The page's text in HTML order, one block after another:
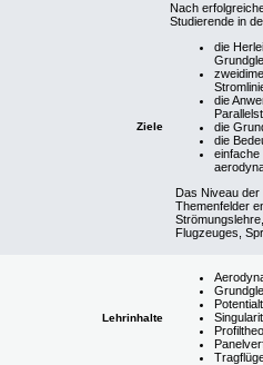
Ziele
Nach
Studierende in
die
die
die
die
einfache
Das Niveau der
Themenfelder
Flugzeuges,
Lehrinhalte